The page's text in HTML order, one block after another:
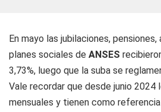
En mayo las jubilaciones,
planes sociales de ANSES
3,73%, luego que la suba se
Vale recordar que desde junio 2024
mensuales y tienen como